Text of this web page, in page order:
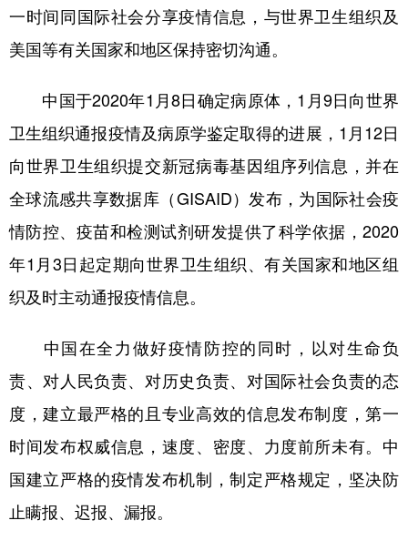
一时间同国际社会分享疫情信息，与世界卫生组织及
美国等有关国家和地区保持密切沟通。
中国于2020年1月8日确定病原体，1月9日向世界
卫生组织通报疫情及病原学鉴定取得的进展，1月12日
向世界卫生组织提交新冠病毒基因组序列信息，并在
全球流感共享数据库（GISAID）发布，为国际社会疫
情防控、疫苗和检测试剂研发提供了科学依据，2020
年1月3日起定期向世界卫生组织、有关国家和地区组
织及时主动通报疫情信息。
中国在全力做好疫情防控的同时，以对生命负
责、对人民负责、对历史负责、对国际社会负责的态
度，建立最严格的且专业高效的信息发布制度，第一
时间发布权威信息，速度、密度、力度前所未有。中
国建立严格的疫情发布机制，制定严格规定，坚决防
止瞒报、迟报、漏报。